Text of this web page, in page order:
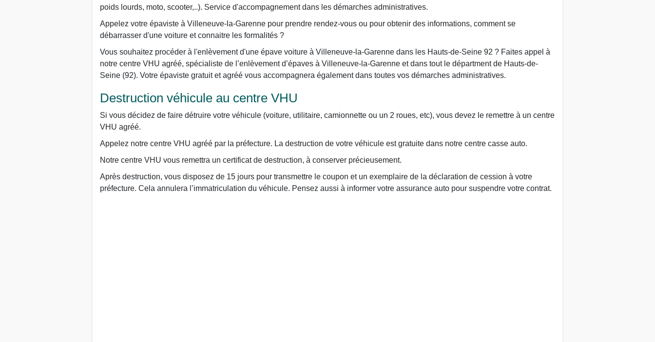
poids lourds, moto, scooter,..). Service d'accompagnement dans les démarches administratives.
Appelez votre épaviste à Villeneuve-la-Garenne pour prendre rendez-vous ou pour obtenir des informations, comment se
débarrasser d'une voiture et connaitre les formalités ?
Vous souhaitez procéder à l'enlèvement d'une épave voiture à Villeneuve-la-Garenne dans les Hauts-de-Seine 92 ? Faites appel à
notre centre VHU agréé, spécialiste de l’enlèvement d’épaves à Villeneuve-la-Garenne et dans tout le départment de Hauts-de-
Seine (92). Votre épaviste gratuit et agréé vous accompagnera également dans toutes vos démarches administratives.
Destruction véhicule au centre VHU
Si vous décidez de faire détruire votre véhicule (voiture, utilitaire, camionnette ou un 2 roues, etc), vous devez le remettre à un centre
VHU agréé.
Appelez notre centre VHU agréé par la préfecture. La destruction de votre véhicule est gratuite dans notre centre casse auto.
Notre centre VHU vous remettra un certificat de destruction, à conserver précieusement.
Après destruction, vous disposez de 15 jours pour transmettre le coupon et un exemplaire de la déclaration de cession à votre
préfecture. Cela annulera l’immatriculation du véhicule. Pensez aussi à informer votre assurance auto pour suspendre votre contrat.